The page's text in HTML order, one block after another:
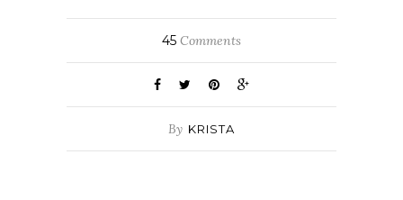
45 Comments
By KRISTA